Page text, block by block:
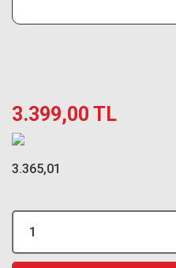
3.399,00 TL
3.365,01